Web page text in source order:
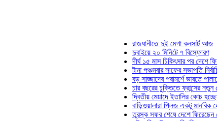
রাজধানীতে দুই মেগা কনসার্ট আজ
দুবাইয়ে ২০ মিনিটে ৭ বিস্ফোরণ
দীর্ঘ ১৫ মাস চিকিৎসার পর দেশে ফিরলেন
টানা পঞ্চমবার সাফের সভাপতি নির্বাচিত
বড় সাজ্জাদের পরামর্শে ভারতে পালাতে
চার বছরের চুক্তিতে ফ্রান্সের নতুন কোচ
দ্বিতীয় মেয়াদে ইতালির কোচ হচ্ছেন
বাড়িওয়ালারা প্লিজ একটু মানবিক হোন:
তুরস্ক সফর শেষে দেশে ফিরেছেন